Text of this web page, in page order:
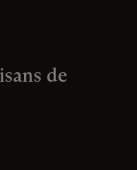
de